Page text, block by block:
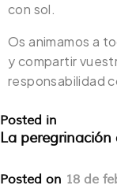
con sol.
Os animamos a
y compartir
responsabilidad
Posted in
La peregrinación
Posted on 18 de